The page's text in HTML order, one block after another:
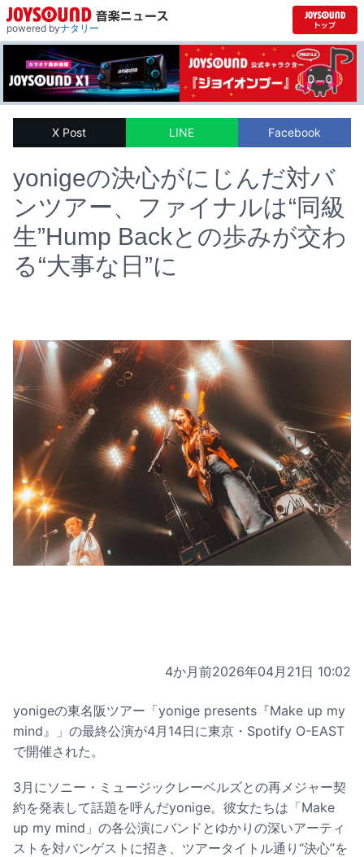
powered byナタリー
X Post LINE Facebook
yonigeの決心がにじんだ対バ
ンツアー、ファイナルは“同級
生”Hump Backとの歩みが交わ
る“大事な日”に
4か月前2026年04月21日 10:02
yonigeの東名阪ツアー「yonige presents『Make up my
mind』」の最終公演が4月14日に東京・Spotify O-EAST
で開催された。
3月にソニー・ミュージックレーベルズとの再メジャー契
約を発表して話題を呼んだyonige。彼女たちは「Make
up my mind」の各公演にバンドとゆかりの深いアーティ
ストを対バンゲストに招き、ツアータイトル通り“決心”を